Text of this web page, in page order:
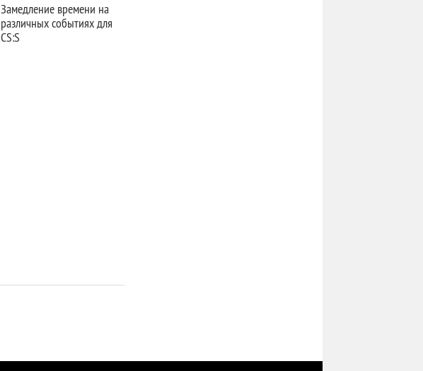
Замедление времени на
различных событиях для
CS:S